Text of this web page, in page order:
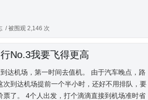
/ 被围观 2,146 次
No.3我要飞得更高
达机场，第一时间去值机。 由于汽车晚点，路
次到达机场提前一个半小时，还好不用排队，要
票了。 4个人出发，打个滴滴直接到机场准时省